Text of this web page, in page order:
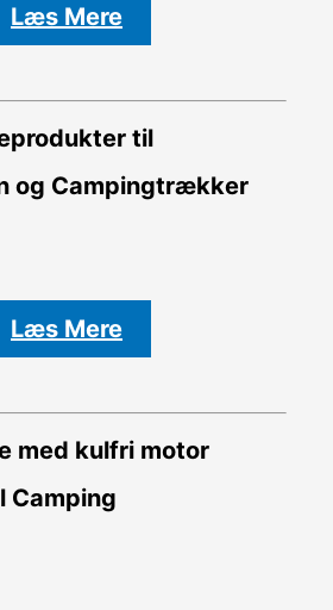
Læs Mere
til
og Campingtrækker
Læs Mere
med kulfri motor
Camping